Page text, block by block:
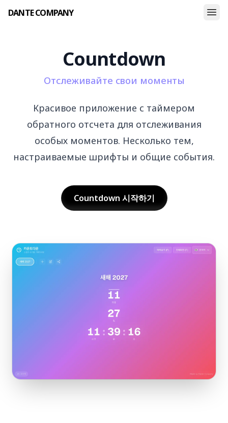
DANTE COMPANY
Countdown
Отслеживайте свои моменты
Красивое приложение с таймером
обратного отсчета для отслеживания
особых моментов. Несколько тем,
настраиваемые шрифты и общие события.
Countdown 시작하기